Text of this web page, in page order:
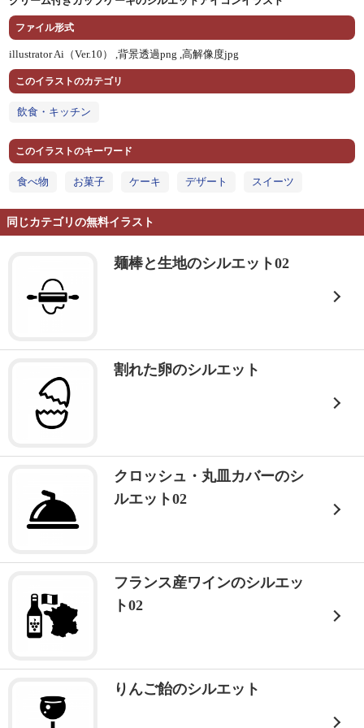
ファイル形式
illustrator Ai（Ver.10） ,背景透過png ,高解像度jpg
このイラストのカテゴリ
飲食・キッチン
このイラストのキーワード
食べ物 お菓子 ケーキ デザート スイーツ
同じカテゴリの無料イラスト
麺棒と生地のシルエット02
割れた卵のシルエット
クロッシュ・丸皿カバーのシ
ルエット02
フランス産ワインのシルエッ
ト02
りんご飴のシルエット